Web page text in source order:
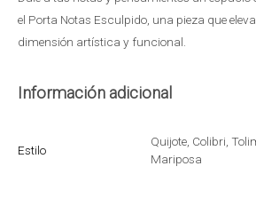
el Porta Notas Esculpido, una pieza que
dimensión artística y funcional.
Información adicional
Estilo
Quijote, Colibri,
Mariposa